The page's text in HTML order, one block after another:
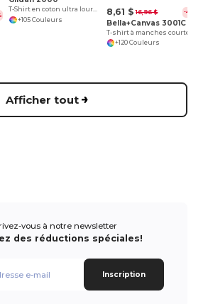
T-Shirt en coton ultra lourd pour adultes
+105 Couleurs
8,61 $ 16,96 $ -49%
Bella+Canvas 3001C
+120 Couleurs
Afficher tout
vous à notre newsletter
des réductions spéciales!
Inscription